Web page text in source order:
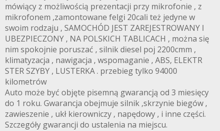
mówiący z możliwością prezentacji przy mikrofonie , z
mikrofonem ,zamontowane felgi 20cali też jedyne w
swoim rodzaju , SAMOCHÓD JEST ZAREJESTROWANY I
UBEZPIECZONY , NA POLSKICH TABLICACH , można się
nim spokojnie poruszać , silnik diesel poj 2200cmm ,
klimatyzacja , nawigacja , wspomaganie , ABS, ELEKTR
STER SZYBY , LUSTERKA . przebieg tylko 94000
kilometrów
Auto może być objęte pisemną gwarancją od 3 miesięcy
do 1 roku. Gwarancja obejmuje silnik ,skrzynie biegów ,
zawieszenie , ukł kierowniczy , napędowy , i inne części.
Szczegóły gwarancji do ustalenia na miejscu.